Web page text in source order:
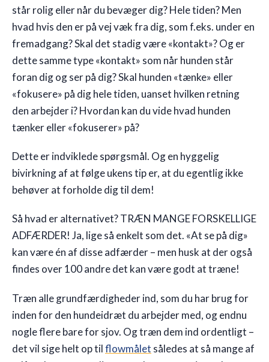
står rolig eller når du bevæger dig? Hele tiden? Men
hvad hvis den er på vej væk fra dig, som f.eks. under en
fremadgang? Skal det stadig være «kontakt»? Og er
dette samme type «kontakt» som når hunden står
foran dig og ser på dig? Skal hunden «tænke» eller
«fokusere» på dig hele tiden, uanset hvilken retning
den arbejder i? Hvordan kan du vide hvad hunden
tænker eller «fokuserer» på?
Dette er indviklede spørgsmål. Og en hyggelig
bivirkning af at følge ukens tip er, at du egentlig ikke
behøver at forholde dig til dem!
Så hvad er alternativet? TRÆN MANGE FORSKELLIGE
ADFÆRDER! Ja, lige så enkelt som det. «At se på dig»
kan være én af disse adfærder – men husk at der også
findes over 100 andre det kan være godt at træne!
Træn alle grundfærdigheder ind, som du har brug for
inden for den hundeidræt du arbejder med, og endnu
nogle flere bare for sjov. Og træn dem ind ordentligt –
det vil sige helt op tilflowmålet således at så mange af